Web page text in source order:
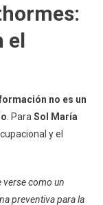
el
no es un
. Para Sol María
y el
verse como un
preventiva para la